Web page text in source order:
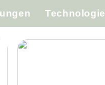
Technologie